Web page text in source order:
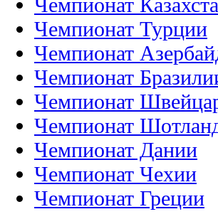
Чемпионат
Чемпионат Турции
Чемпионат
Чемпионат
Чемпионат
Чемпионат
Чемпионат Дании
Чемпионат Чехии
Чемпионат Греции